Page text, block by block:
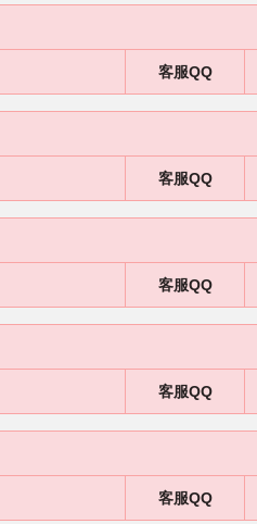
客服QQ
客服QQ
客服QQ
客服QQ
客服QQ